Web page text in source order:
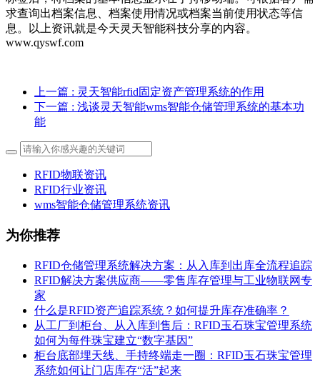
求查询出档案信息、档案使用情况或档案当前使用状态等信
息。以上资讯就是今天灵天智能科技分享的内容。
www.qyswf.com
上一篇 : 灵天智能rfid固定资产管理系统的作用
下一篇 : 浅谈灵天智能wms智能仓储管理系统的基本功
能
RFID物联资讯
RFID行业资讯
wms智能仓储管理系统资讯
为你推荐
RFID仓储管理系统解决方案：从入库到出库全流程追踪
RFID解决方案供应商——零售库存管理与工业物联网专
家
什么是RFID资产追踪系统？如何提升库存准确率？
从工厂到柜台、从入库到售后：RFID玉石珠宝管理系统
如何为每件珠宝建立“数字基因”
柜台底部埋天线、手持终端走一圈：RFID玉石珠宝管理
系统如何让门店库存“活”起来